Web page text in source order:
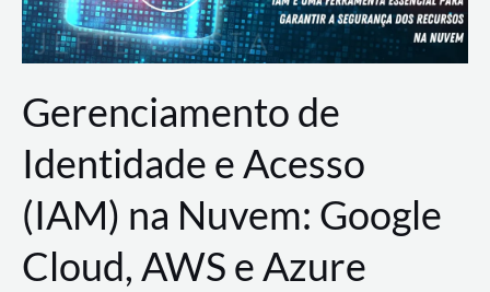
Gerenciamento de
Identidade e Acesso
(IAM) na Nuvem: Google
Cloud, AWS e Azure